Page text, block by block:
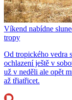
Víkend nabídne
tropy
Od tropického vedra
ochlazení ještě v
už v neděli ale opět
až třiatřicet.